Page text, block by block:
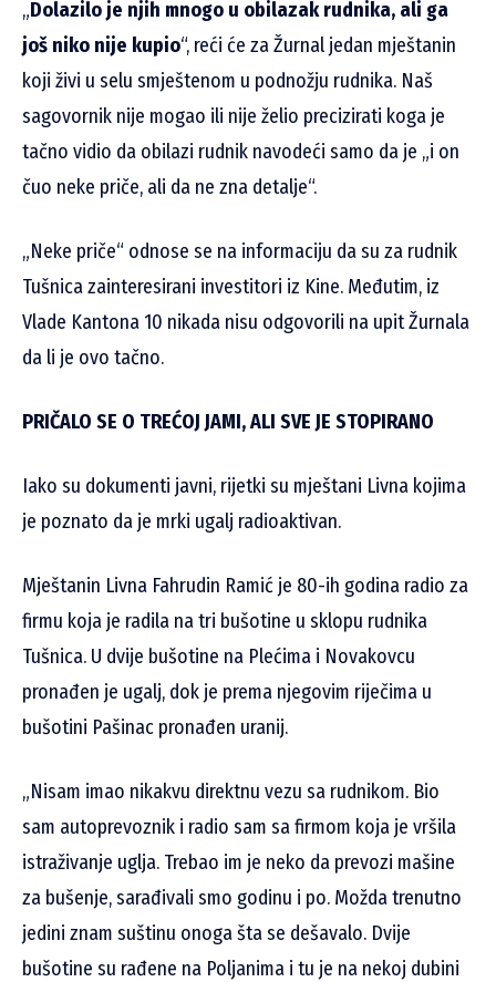
„Dolazilo je njih mnogo u obilazak rudnika, ali ga
još niko nije kupio“, reći će za Žurnal jedan mještanin
koji živi u selu smještenom u podnožju rudnika. Naš
sagovornik nije mogao ili nije želio precizirati koga je
tačno vidio da obilazi rudnik navodeći samo da je „i on
čuo neke priče, ali da ne zna detalje“.
„Neke priče“ odnose se na informaciju da su za rudnik
Tušnica zainteresirani investitori iz Kine. Međutim, iz
Vlade Kantona 10 nikada nisu odgovorili na upit Žurnala
da li je ovo tačno.
PRIČALO SE O TREĆOJ JAMI, ALI SVE JE STOPIRANO
Iako su dokumenti javni, rijetki su mještani Livna kojima
je poznato da je mrki ugalj radioaktivan.
Mještanin Livna Fahrudin Ramić je 80-ih godina radio za
firmu koja je radila na tri bušotine u sklopu rudnika
Tušnica. U dvije bušotine na Plećima i Novakovcu
pronađen je ugalj, dok je prema njegovim riječima u
bušotini Pašinac pronađen uranij.
„Nisam imao nikakvu direktnu vezu sa rudnikom. Bio
sam autoprevoznik i radio sam sa firmom koja je vršila
istraživanje uglja. Trebao im je neko da prevozi mašine
za bušenje, sarađivali smo godinu i po. Možda trenutno
jedini znam suštinu onoga šta se dešavalo. Dvije
bušotine su rađene na Poljanima i tu je na nekoj dubini